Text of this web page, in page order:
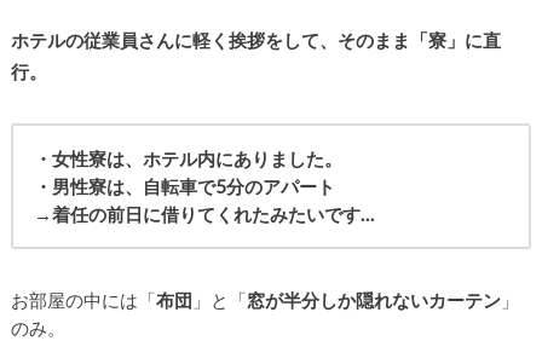
ホテルの従業員さんに軽く挨拶をして、そのまま「寮」に直
行。
・女性寮は、ホテル内にありました。
・男性寮は、自転車で5分のアパート
→着任の前日に借りてくれたみたいです…
お部屋の中には「布団 」と「窓が半分しか隠れないカーテン」
のみ。